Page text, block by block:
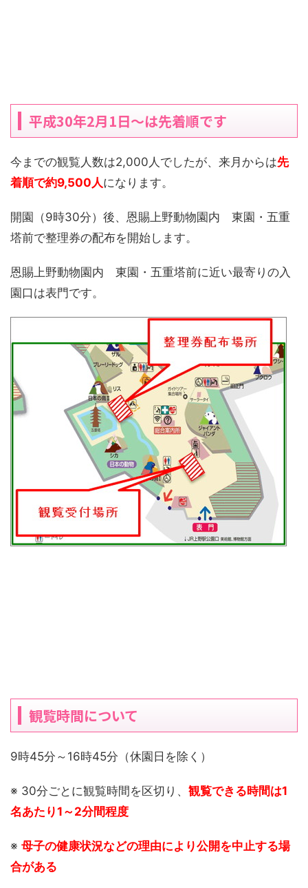
平成30年2月1日～は先着順です
今までの観覧人数は2,000人でしたが、来月からは先
着順で約9,500人になります。
開園（9時30分）後、恩賜上野動物園内 東園・五重
塔前で整理券の配布を開始します。
恩賜上野動物園内 東園・五重塔前に近い最寄りの入
園口は表門です。
観覧時間について
9時45分～16時45分（休園日を除く）
※ 30分ごとに観覧時間を区切り、 観覧できる時間は1
名あたり1～2分間程度
※ 母子の健康状況などの理由により公開を中止する場
合がある